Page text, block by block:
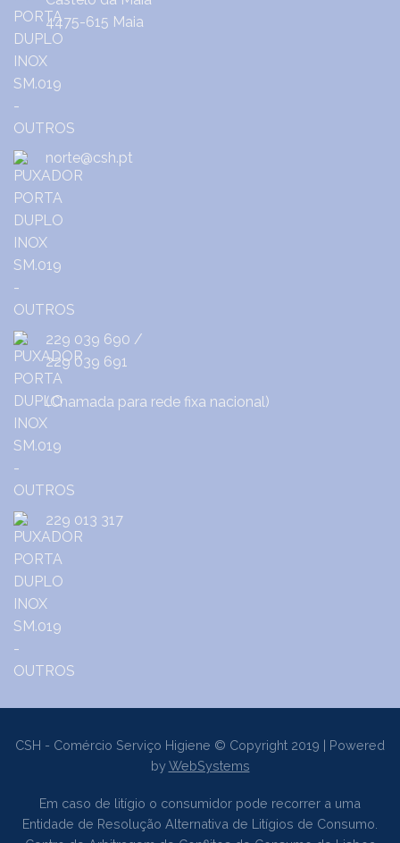
4475-615 Maia
norte@csh.pt
229 039 690 /
229 039 691
(Chamada para rede fixa nacional)
229 013 317
CSH - Comércio Serviço Higiene © Copyright 2019 | Powered
byWebSystems
Em caso de litígio o consumidor pode recorrer a uma
Entidade de Resolução Alternativa de Litígios de Consumo.